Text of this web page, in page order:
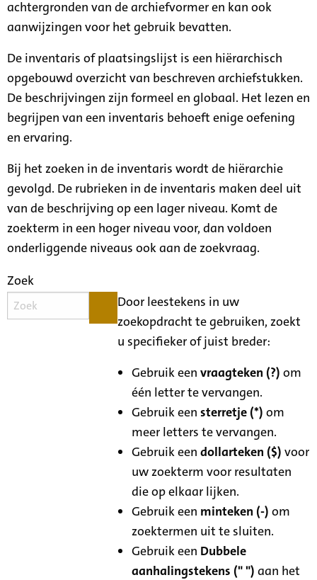
achtergronden van de archiefvormer en kan ook
aanwijzingen voor het gebruik bevatten.
De inventaris of plaatsingslijst is een hiërarchisch
opgebouwd overzicht van beschreven archiefstukken.
De beschrijvingen zijn formeel en globaal. Het lezen en
begrijpen van een inventaris behoeft enige oefening
en ervaring.
Bij het zoeken in de inventaris wordt de hiërarchie
gevolgd. De rubrieken in de inventaris maken deel uit
van de beschrijving op een lager niveau. Komt de
zoekterm in een hoger niveau voor, dan voldoen
onderliggende niveaus ook aan de zoekvraag.
Zoek
Door leestekens in uw
zoekopdracht te gebruiken, zoekt
u specifieker of juist breder:
Gebruik eenvraagteken (?) om
één letter te vervangen.
Gebruik eensterretje (*) om
meer letters te vervangen.
Gebruik eendollarteken ($) voor
uw zoekterm voor resultaten
die op elkaar lijken.
Gebruik een minteken (-) om
zoektermen uit te sluiten.
Gebruik een Dubbele
aanhalingstekens (" ") aan het